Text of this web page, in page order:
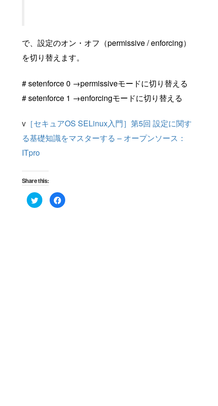
で、設定のオン・オフ（permissive / enforcing）
を切り替えます。
# setenforce 0 →permissiveモードに切り替える
# setenforce 1 →enforcingモードに切り替える
v ［セキュアOS SELinux入門］第5回 設定に関す
る基礎知識をマスターする – オープンソース：
ITpro
Share this:
Click
to
share
Click
to